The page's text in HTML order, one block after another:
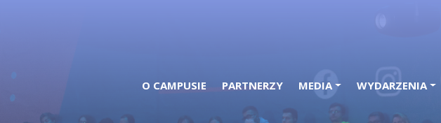
O CAMPUSIE PARTNERZY MEDIA WYDARZENIA